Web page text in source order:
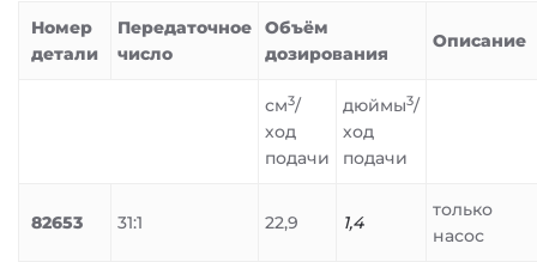
Номер
детали
Передаточное
число
Объём
дозирования
Описание
см3/
ход
подачи
дюймы3/
ход
подачи
82653 31:1 22,9 1,4
только
насос